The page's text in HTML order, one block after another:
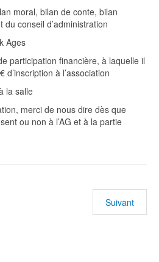
moral, bilan de conte, bilan
conseil d’administration
Ages
participation financière, à laquelle il
à l’association
la salle
merci de nous dire dès que
ou non à l’AG et à la partie
2025: Dates des prochaines parties
Article
Suivant